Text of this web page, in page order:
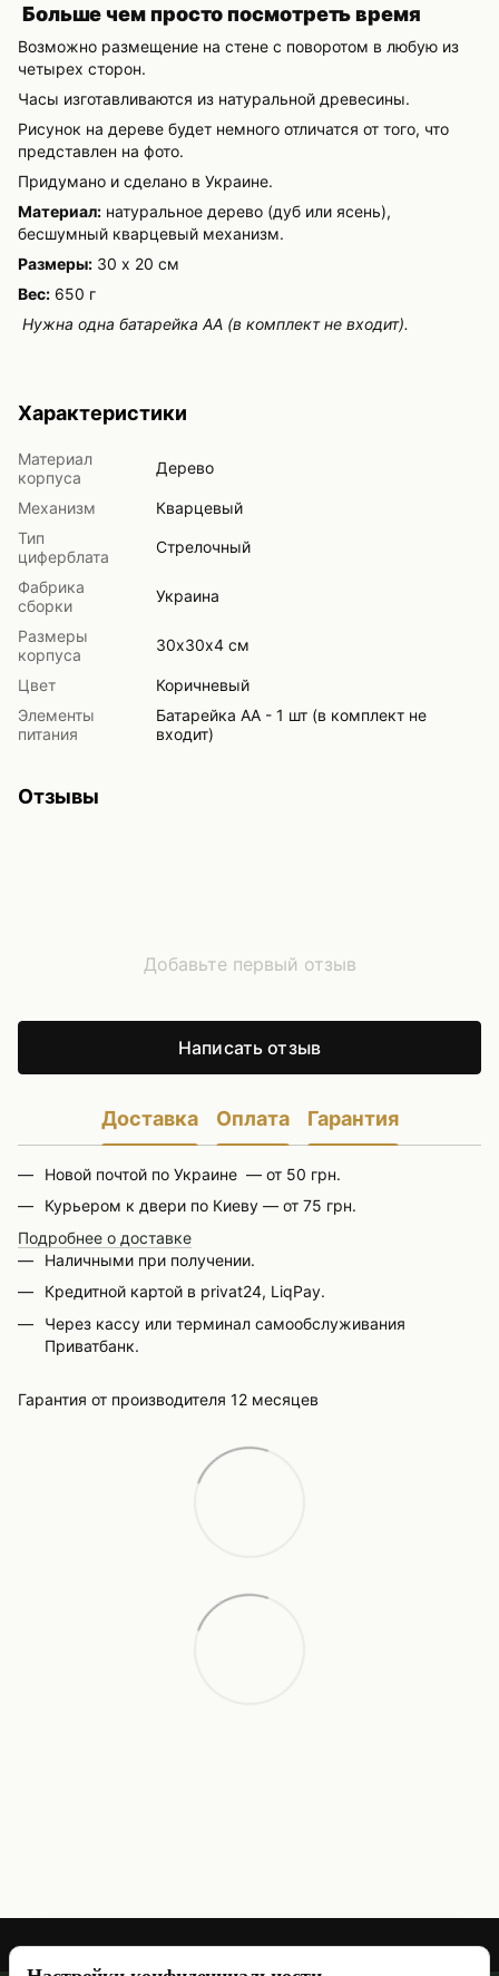
Больше чем просто посмотреть время
Возможно размещение на стене с поворотом в любую из
четырех сторон.
Часы изготавливаются из натуральной древесины.
Рисунок на дереве будет немного отличатся от того, что
представлен на фото.
Придумано и сделано в Украине.
Материал: натуральное дерево (дуб или ясень),
бесшумный кварцевый механизм.
Размеры: 30 х 20 см
Вес: 650 г
Нужна одна батарейка АА (в комплект не входит).
Характеристики
Материал
корпуса
Дерево
Механизм
Кварцевый
Тип
циферблата
Стрелочный
Фабрика
сборки
Украина
Размеры
корпуса
30х30х4 см
Цвет
Коричневый
Элементы
питания
Батарейка АА - 1 шт (в комплект не
входит)
Отзывы
Добавьте первый отзыв
Написать отзыв
Доставка Оплата Гарантия
Новой почтой по Украине — от 50 грн.
Курьером к двери по Киеву — от 75 грн.
Подробнее о доставке
Наличными при получении.
Кредитной картой в privat24, LiqPay.
Через кассу или терминал самообслуживания
Приватбанк.
Гарантия от производителя 12 месяцев